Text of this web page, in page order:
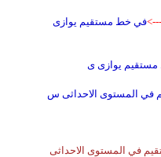
في خط مستقيم يوازى
يوازى ى
المستوى الاحداثى س
في المستوى الاحداثى